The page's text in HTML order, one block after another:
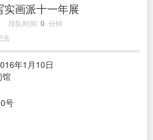
实画派十一年展
排队时间 0 分钟
去
年1月10日
馆
号